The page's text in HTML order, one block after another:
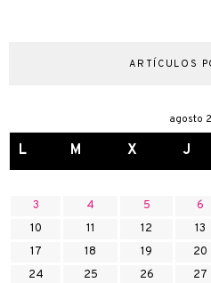
ARTÍCULOS
agosto
L M X J
3
4 5 6
10
11 12 13
17
18 19 20
24
25 26 27